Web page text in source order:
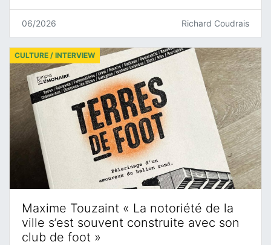
06/2026 Richard Coudrais
Maxime Touzaint « La notoriété de la
ville s’est souvent construite avec son
club de foot »
CULTURE / INTERVIEW